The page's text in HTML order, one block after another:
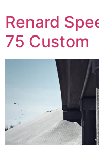
Renard
75 Custom